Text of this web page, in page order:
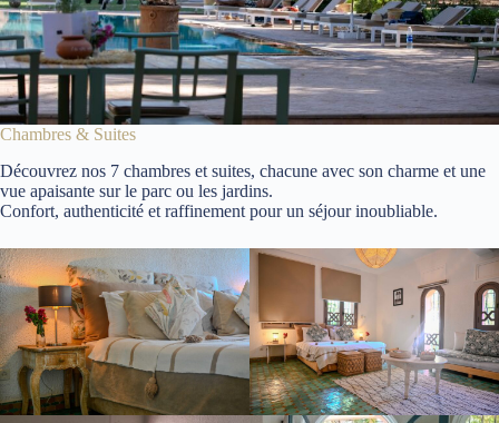
Chambres & Suites
Découvrez nos 7 chambres et suites, chacune avec son charme et une
vue apaisante sur le parc ou les jardins.
Confort, authenticité et raffinement pour un séjour inoubliable.